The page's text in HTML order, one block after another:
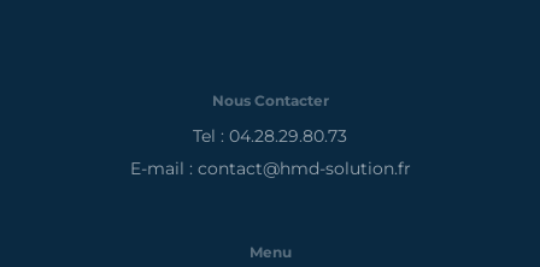
Nous Contacter
Tel : 04.28.29.80.73
E-mail : contact@hmd-solution.fr
Menu